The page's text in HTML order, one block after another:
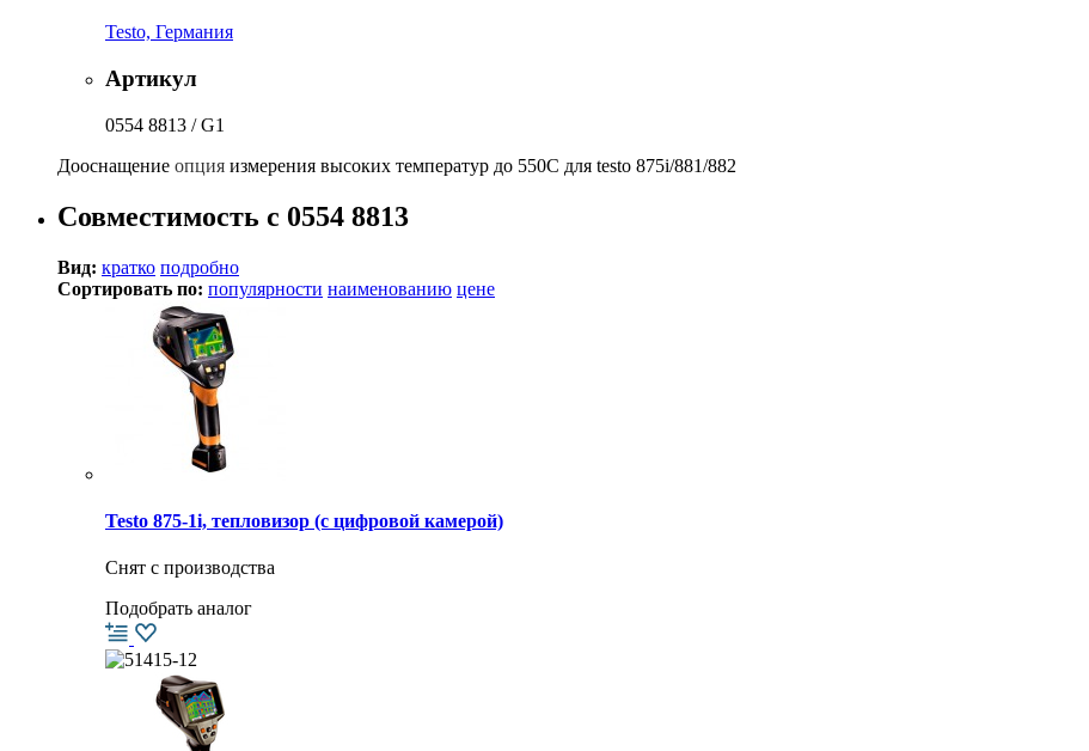
Testo, Германия
Артикул
0554 8813 / G1
Дооснащение опция измерения высоких температур до 550С для testo 875i/881/882
Совместимость с 0554 8813
Вид: кратко подробно
Сортировать по: популярности наименованию цене
Testo 875-1i, тепловизор (с цифровой камерой)
Снят с производства
Подобрать аналог